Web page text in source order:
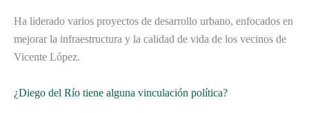
Ha liderado varios proyectos de desarrollo urbano, enfocados en
mejorar la infraestructura y la calidad de vida de los vecinos de
Vicente López.
¿Diego del Río tiene alguna vinculación política?